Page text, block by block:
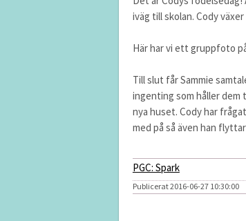
iväg till skolan. Cody
Här har vi ett gruppfoto
Till slut får Sammie
ingenting som håller dem
nya huset. Cody har
med på så även han
PGC: Spark
Publicerat 2016-06-27 10:30:00